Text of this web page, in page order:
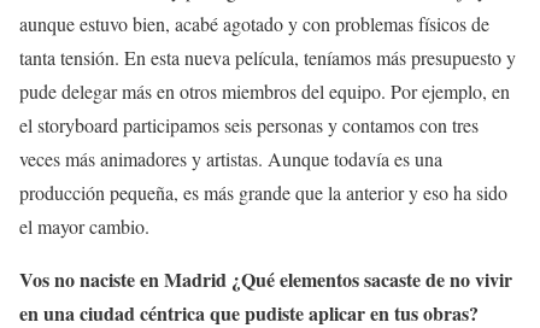
aunque estuvo bien, acabé agotado y con problemas físicos de
tanta tensión. En esta nueva película, teníamos más presupuesto y
pude delegar más en otros miembros del equipo. Por ejemplo, en
el storyboard participamos seis personas y contamos con tres
veces más animadores y artistas. Aunque todavía es una
producción pequeña, es más grande que la anterior y eso ha sido
el mayor cambio.
Vos no naciste en Madrid ¿Qué elementos sacaste de no vivir
en una ciudad céntrica que pudiste aplicar en tus obras?